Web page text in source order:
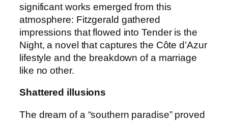
significant works emerged from this
atmosphere: Fitzgerald gathered
impressions that flowed into Tender is the
Night, a novel that captures the Côte d’Azur
lifestyle and the breakdown of a marriage
like no other.
Shattered illusions
The dream of a “southern paradise” proved